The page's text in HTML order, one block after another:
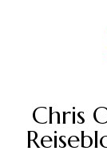
Chris